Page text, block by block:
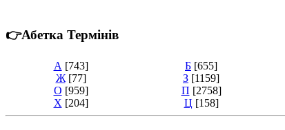
👉Абетка Термінів
А [743] Б [655]
Ж [77] З [1159]
О [959] П [2758]
Х [204] Ц [158]